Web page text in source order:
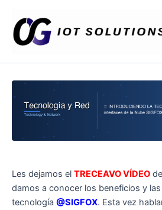
contenido
Les dejamos el TRECEAVO VÍDEO
damos a conocer los beneficios y
tecnología @SIGFOX. Esta vez